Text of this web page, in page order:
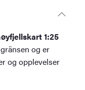
1:25
og er
og opplevelser